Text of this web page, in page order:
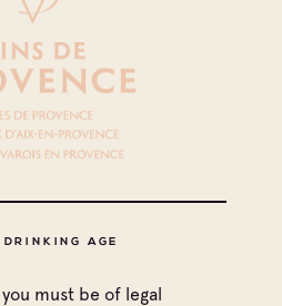
DRINKING AGE
must be of legal